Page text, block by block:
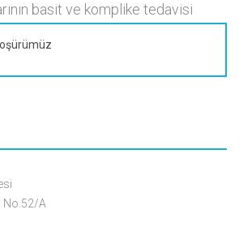
basit ve komplike tedavisi
No.52/A